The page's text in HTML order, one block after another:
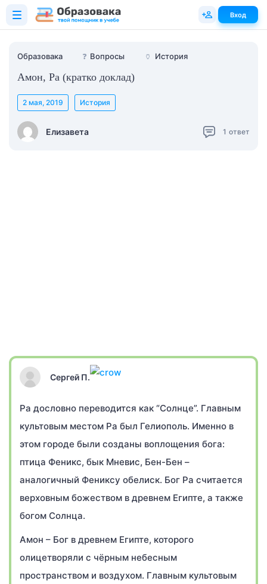
Образовака ❓ Вопросы 🏺 История
Амон, Ра (кратко доклад)
Елизавета
2 мая, 2019 История
1 ответ
Сергей П.
Ра дословно переводится как “Солнце”. Главным
культовым местом Ра был Гелиополь. Именно в
этом городе были созданы воплощения бога:
птица Феникс, бык Мневис, Бен-Бен –
аналогичный Фениксу обелиск. Бог Ра считается
верховным божеством в древнем Египте, а также
богом Солнца.
Амон – Бог в древнем Египте, которого
олицетворяли с чёрным небесным
пространством и воздухом. Главным культовым
Вход